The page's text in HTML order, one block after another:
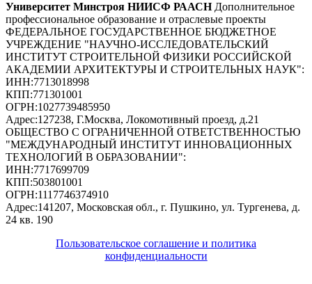
Университет Минстроя НИИСФ РААСН Дополнительное
профессиональное образование и отраслевые проекты
ФЕДЕРАЛЬНОЕ ГОСУДАРСТВЕННОЕ БЮДЖЕТНОЕ
УЧРЕЖДЕНИЕ "НАУЧНО-ИССЛЕДОВАТЕЛЬСКИЙ
ИНСТИТУТ СТРОИТЕЛЬНОЙ ФИЗИКИ РОССИЙСКОЙ
АКАДЕМИИ АРХИТЕКТУРЫ И СТРОИТЕЛЬНЫХ НАУК":
ИНН:7713018998
КПП:771301001
ОГРН:1027739485950
Адрес:127238, Г.Москва, Локомотивный проезд, д.21
ОБЩЕСТВО С ОГРАНИЧЕННОЙ ОТВЕТСТВЕННОСТЬЮ
"МЕЖДУНАРОДНЫЙ ИНСТИТУТ ИННОВАЦИОННЫХ
ТЕХНОЛОГИЙ В ОБРАЗОВАНИИ":
ИНН:7717699709
КПП:503801001
ОГРН:1117746374910
Адрес:141207, Московская обл., г. Пушкино, ул. Тургенева, д.
24 кв. 190
Пользовательское соглашение и политика
конфиденциальности